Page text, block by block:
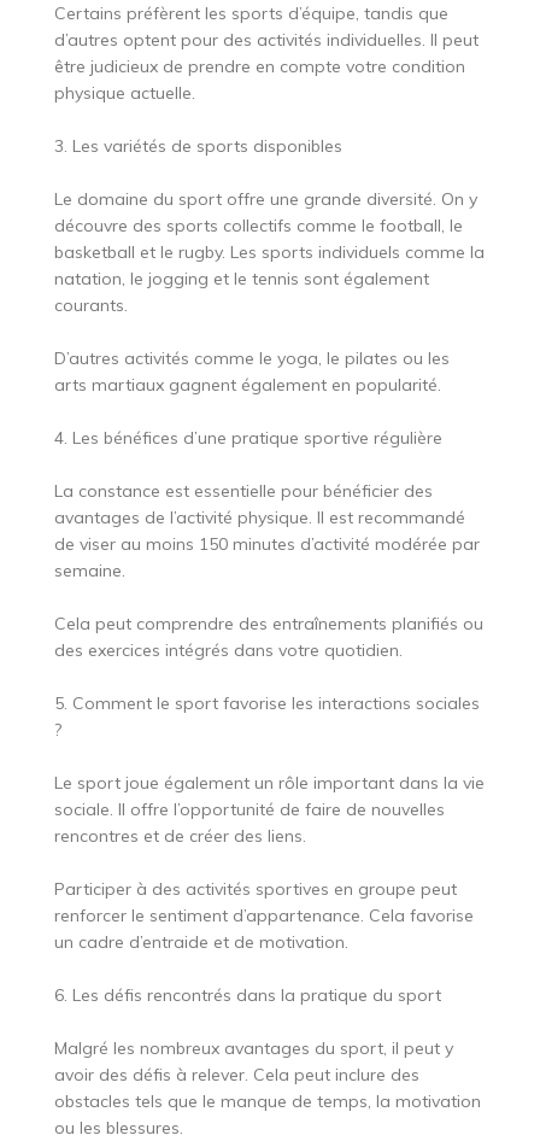
Certains préfèrent les sports d’équipe, tandis que
d’autres optent pour des activités individuelles. Il peut
être judicieux de prendre en compte votre condition
physique actuelle.
3. Les variétés de sports disponibles
Le domaine du sport offre une grande diversité. On y
découvre des sports collectifs comme le football, le
basketball et le rugby. Les sports individuels comme la
natation, le jogging et le tennis sont également
courants.
D’autres activités comme le yoga, le pilates ou les
arts martiaux gagnent également en popularité.
4. Les bénéfices d’une pratique sportive régulière
La constance est essentielle pour bénéficier des
avantages de l’activité physique. Il est recommandé
de viser au moins 150 minutes d’activité modérée par
semaine.
Cela peut comprendre des entraînements planifiés ou
des exercices intégrés dans votre quotidien.
5. Comment le sport favorise les interactions sociales
?
Le sport joue également un rôle important dans la vie
sociale. Il offre l’opportunité de faire de nouvelles
rencontres et de créer des liens.
Participer à des activités sportives en groupe peut
renforcer le sentiment d’appartenance. Cela favorise
un cadre d’entraide et de motivation.
6. Les défis rencontrés dans la pratique du sport
Malgré les nombreux avantages du sport, il peut y
avoir des défis à relever. Cela peut inclure des
obstacles tels que le manque de temps, la motivation
ou les blessures.